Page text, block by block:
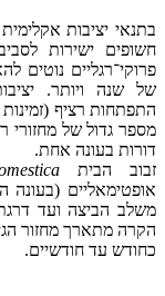
בתנאי יציבות
חשופים ישירות
פרוקי־רגליים נוטים
של שנה ויותר.
התפתחות רציף
מספר גדול של מחזורי
דורות בעונה אחת.
זבוב הבית
הקרה מתארך מחזור
כחודש עד חודשיים.